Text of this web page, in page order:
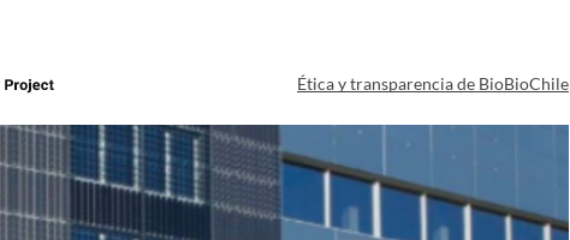
Ética y transparencia de BioBioChile